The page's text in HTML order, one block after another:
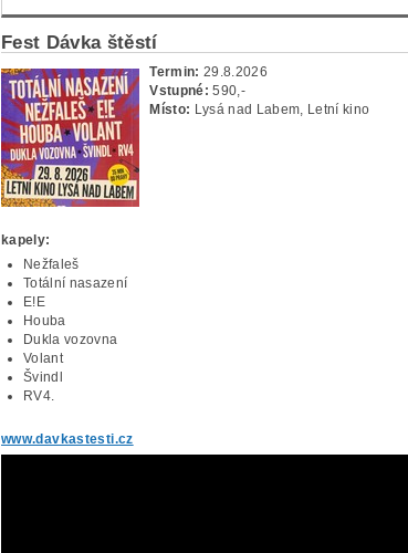
Fest Dávka štěstí
Termin: 29.8.2026
Vstupné: 590,-
Místo: Lysá nad Labem, Letní kino
kapely:
Nežfaleš
Totální nasazení
E!E
Houba
Dukla vozovna
Volant
Švindl
RV4.
www.davkastesti.cz